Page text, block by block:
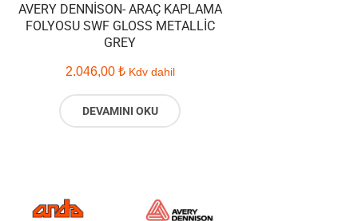
AVERY DENNISON- ARAÇ KAPLAMA
FOLYOSU SWF GLOSS METALLIC
GREY
2.046,00 ₺ Kdv dahil
DEVAMINI OKU